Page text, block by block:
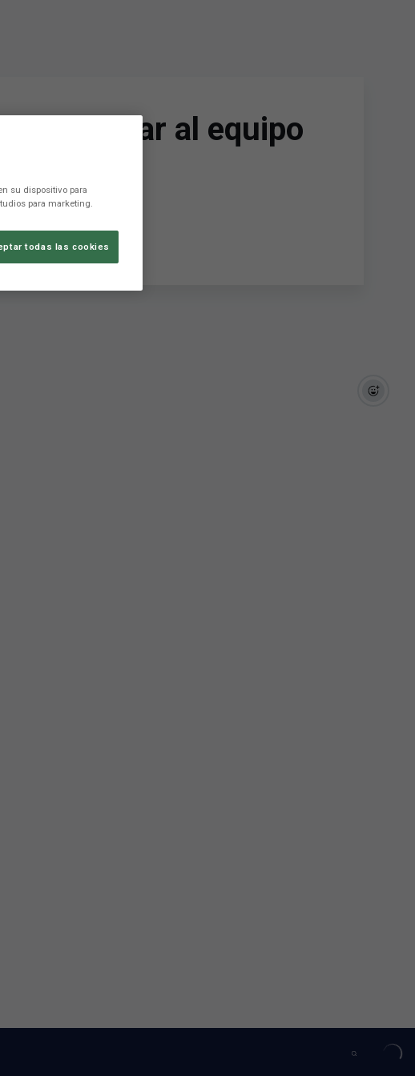
aportar al equipo
su dispositivo para
para marketing.
todas las cookies